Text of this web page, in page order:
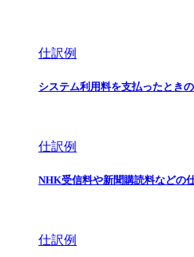
仕訳例
システム利用料を支払ったとき
仕訳例
NHK受信料や新聞購読料などの
仕訳例